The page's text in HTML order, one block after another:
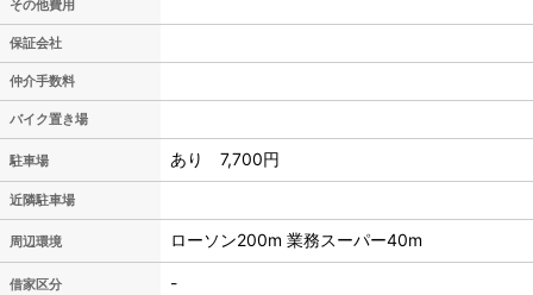
その他費用
保証会社
仲介手数料
バイク置き場
駐車場 あり 7,700円
近隣駐車場
周辺環境 ローソン200m 業務スーパー40m
借家区分 -